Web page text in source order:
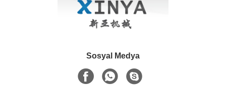
Sosyal Medya